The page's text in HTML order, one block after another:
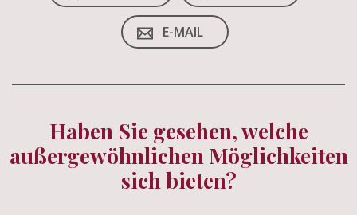
E-MAIL
Haben Sie gesehen, welche
außergewöhnlichen Möglichkeiten
sich bieten?